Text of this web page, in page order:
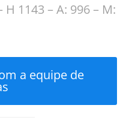
1143 – A: 996 – M:
a equipe de